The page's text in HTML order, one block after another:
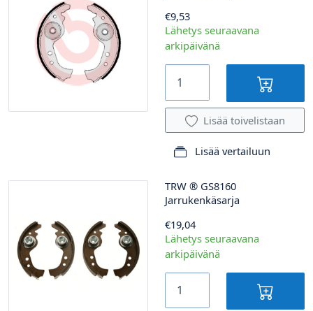
€9,53
Lähetys seuraavana
arkipäivänä
Lisää toivelistaan
Lisää vertailuun
TRW ® GS8160
Jarrukenkäsarja
€19,04
Lähetys seuraavana
arkipäivänä